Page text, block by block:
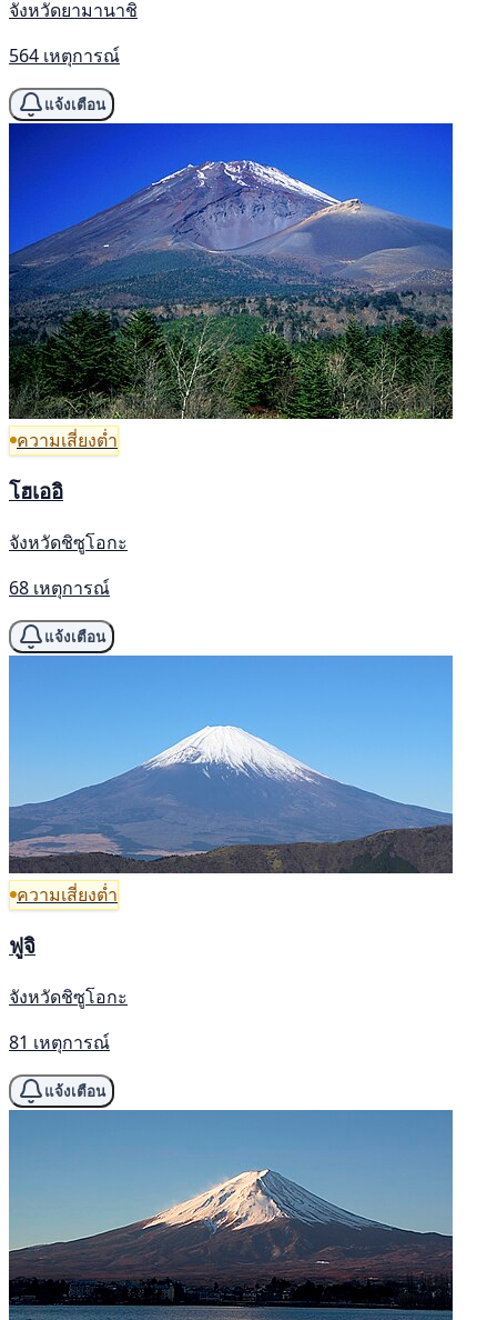
จังหวัดยามานาชิ
564 เหตุการณ์
แจ้งเตือน
ความเสี่ยงต่ำ
โฮเออิ
จังหวัดชิซูโอกะ
68 เหตุการณ์
แจ้งเตือน
ความเสี่ยงต่ำ
ฟูจิ
จังหวัดชิซูโอกะ
81 เหตุการณ์
แจ้งเตือน